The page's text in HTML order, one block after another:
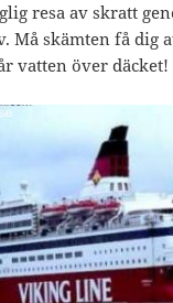
resa av skratt
Må skämten få dig
vatten över däcket!